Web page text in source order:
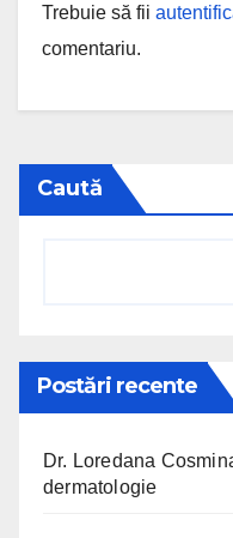
Trebuie să fii
comentariu.
Caută
Postări recente
Dr. Loredana
dermatologie